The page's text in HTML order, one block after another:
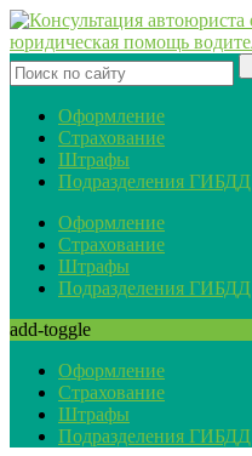
Оформление
Страхование
Штрафы
Подразделения ГИБДД
Оформление
Страхование
Штрафы
Подразделения ГИБДД
add-toggle
Оформление
Страхование
Штрафы
Подразделения ГИБДД